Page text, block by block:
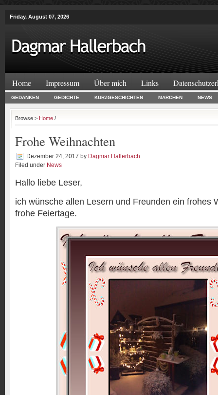
Friday, August 07, 2026
Home Impressum Über mich Links
GEDANKEN GEDICHTE KURZGESCHICHTEN MÄRCHEN NEWS
Browse > Home /
Frohe Weihnachten
Dezember 24, 2017 by Dagmar Hallerbach
Filed under News
Hallo liebe Leser,
ich wünsche allen Lesern und Freunden ein frohes
frohe Feiertage.